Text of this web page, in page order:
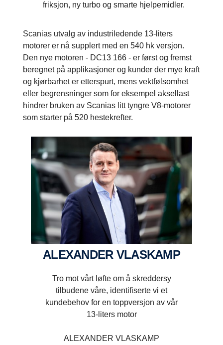
friksjon, ny turbo og smarte hjelpemidler.
Scanias utvalg av industriledende 13-liters
motorer er nå supplert med en 540 hk versjon.
Den nye motoren - DC13 166 - er først og fremst
beregnet på applikasjoner og kunder der mye kraft
og kjørbarhet er etterspurt, mens vektfølsomhet
eller begrensninger som for eksempel aksellast
hindrer bruken av Scanias litt tyngre V8-motorer
som starter på 520 hestekrefter.
ALEXANDER VLASKAMP
Tro mot vårt løfte om å skreddersy
tilbudene våre, identifiserte vi et
kundebehov for en toppversjon av vår
13-liters motor
ALEXANDER VLASKAMP